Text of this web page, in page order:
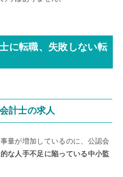
に転職、失敗しない転
計士の求人
量が増加しているのに、公認会
な人手不足に陥っている中小監